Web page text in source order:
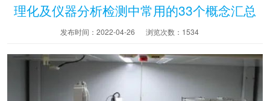
理化及仪器分析检测中常用的33个概念汇总
发布时间：2022-04-26 浏览次数： 1534